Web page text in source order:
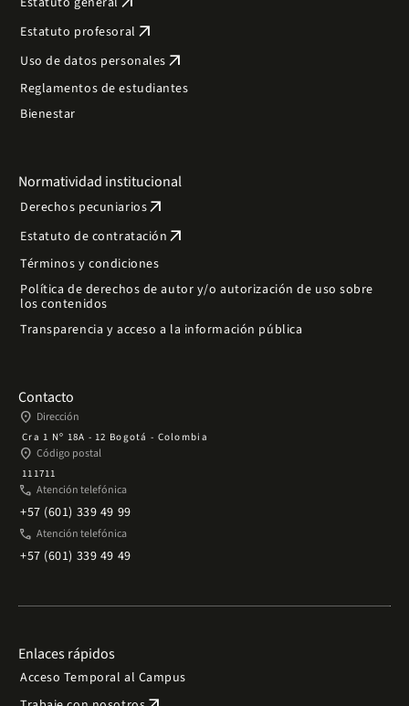
Estatuto profesoral arrow_outward
Uso de datos personales arrow_outward
Reglamentos de estudiantes
Bienestar
Normatividad institucional
Derechos pecuniariosarrow_outward
Estatuto de contratación arrow_outward
Términos y condiciones
Política de derechos de autor y/o autorización de uso sobre
los contenidos
Transparencia y acceso a la información pública
Contacto
place Dirección
Cra 1 Nº 18A - 12 Bogotá - Colombia
place Código postal
111711
phone Atención telefónica
+57 (601) 339 49 99
phone Atención telefónica
+57 (601) 339 49 49
Enlaces rápidos
Acceso Temporal al Campus